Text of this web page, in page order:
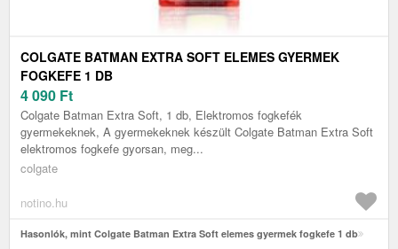
COLGATE BATMAN EXTRA SOFT ELEMES GYERMEK
FOGKEFE 1 DB
4 090 Ft
Colgate Batman Extra Soft, 1 db, Elektromos fogkefék
gyermekeknek, A gyermekeknek készült Colgate Batman Extra Soft
elektromos fogkefe gyorsan, meg...
colgate
notino.hu
Hasonlók, mint Colgate Batman Extra Soft elemes gyermek fogkefe 1 db